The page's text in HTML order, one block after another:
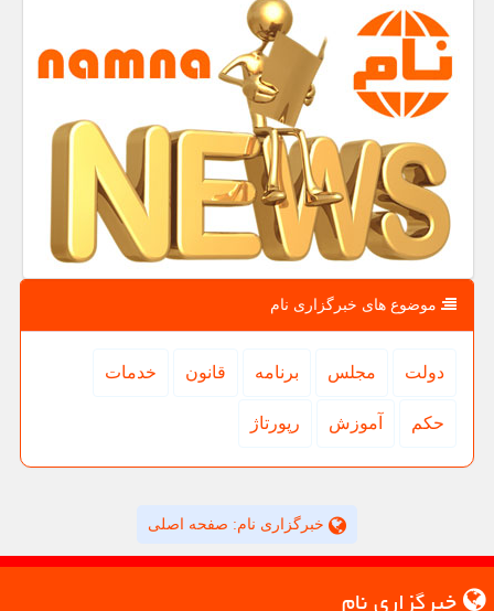
موضوع های خبرگزاری نام
دولت مجلس برنامه قانون خدمات
حكم آموزش رپورتاژ
خبرگزاری نام: صفحه اصلی